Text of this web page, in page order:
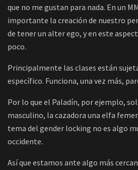
que no me gustan para nada. En un
importante la creación de nuestro
de tener un alter ego, y en este
poco.
Principalmente las clases están
específico. Funciona, una vez más,
Por lo que el Paladín, por ejemplo,
masculino, la cazadora una elfa
tema del gender locking no es algo
occidente.
Así que estamos ante algo más